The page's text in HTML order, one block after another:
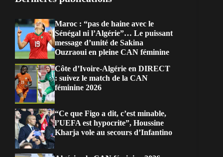
Maroc : “pas de haine avec le
Sénégal ni l’Algérie”… Le puissant
message d’unité de Sakina
Ouzraoui en pleine CAN féminine
Côte d’Ivoire-Algérie en DIRECT
: suivez le match de la CAN
féminine 2026
“Ce que Figo a dit, c’est minable,
l’UEFA est hypocrite”, Houssine
Kharja vole au secours d’Infantino